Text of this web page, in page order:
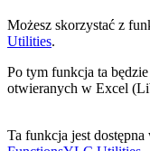
Możesz skorzystać z
Utilities.
Po tym funkcja ta
otwieranych w Excel
Ta funkcja jest dostępna